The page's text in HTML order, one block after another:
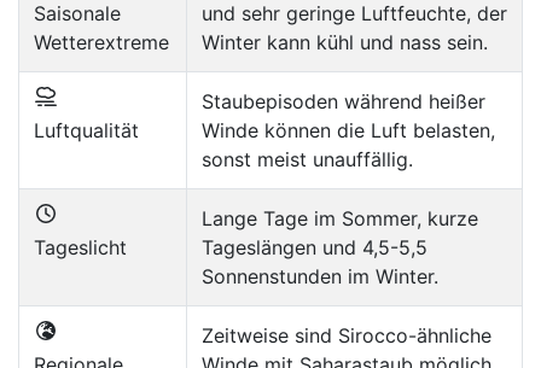
Saisonale
Wetterextreme
und sehr geringe Luftfeuchte, der
Winter kann kühl und nass sein.
Luftqualität
Staubepisoden während heißer
Winde können die Luft belasten,
sonst meist unauffällig.
Tageslicht
Lange Tage im Sommer, kurze
Tageslängen und 4,5-5,5
Sonnenstunden im Winter.
Zeitweise sind Sirocco-ähnliche